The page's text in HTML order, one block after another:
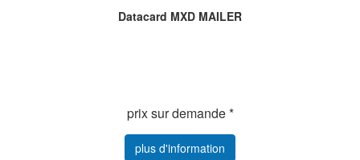
Datacard MXD MAILER
prix sur demande *
plus d'information